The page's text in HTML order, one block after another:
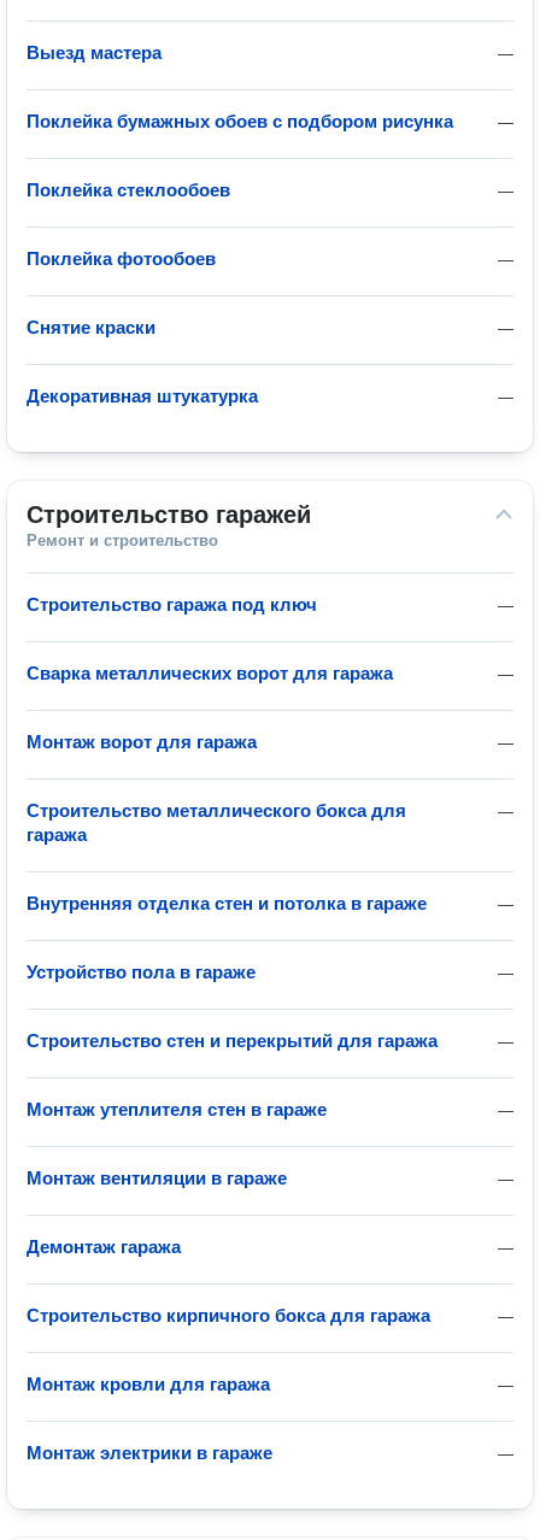
—
Выезд мастера
—
Поклейка бумажных обоев с подбором рисунка
—
Поклейка стеклообоев
—
Поклейка фотообоев
—
Снятие краски
—
Декоративная штукатурка
Строительство гаражей
Ремонт и строительство
—
Строительство гаража под ключ
—
Сварка металлических ворот для гаража
—
Монтаж ворот для гаража
—
Строительство металлического бокса для
гаража
—
Внутренняя отделка стен и потолка в гараже
—
Устройство пола в гараже
—
Строительство стен и перекрытий для гаража
—
Монтаж утеплителя стен в гараже
—
Монтаж вентиляции в гараже
—
Демонтаж гаража
—
Строительство кирпичного бокса для гаража
—
Монтаж кровли для гаража
—
Монтаж электрики в гараже